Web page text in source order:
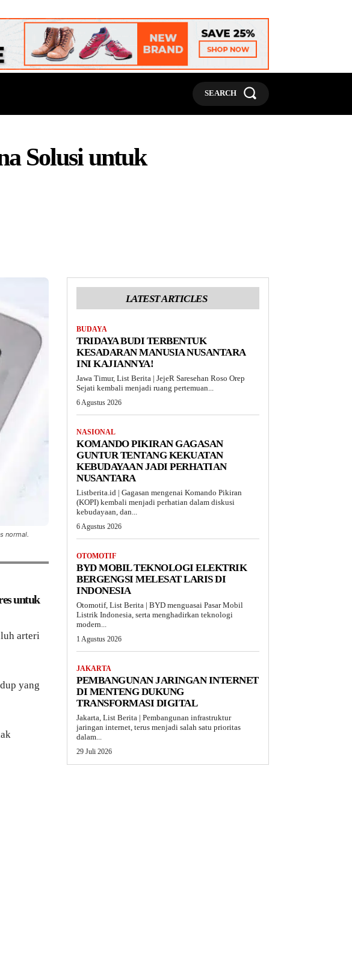
SEARCH
Solusi untuk
normal.
untuk
arteri
yang
LATEST ARTICLES
BUDAYA
TRIDAYA BUDI TERBENTUK
KESADARAN MANUSIA NUSANTARA
INI KAJIANNYA!
Jawa Timur, List Berita | JejeR Saresehan Roso Orep
Sejati kembali menjadi ruang pertemuan...
6 Agustus 2026
NASIONAL
KOMANDO PIKIRAN GAGASAN
GUNTUR TENTANG KEKUATAN
KEBUDAYAAN JADI PERHATIAN
NUSANTARA
Listberita.id | Gagasan mengenai Komando Pikiran
(KOPI) kembali menjadi perhatian dalam diskusi
kebudayaan, dan...
6 Agustus 2026
OTOMOTIF
BYD MOBIL TEKNOLOGI ELEKTRIK
BERGENGSI MELESAT LARIS DI
INDONESIA
Otomotif, List Berita | BYD menguasai Pasar Mobil
Listrik Indonesia, serta menghadirkan teknologi
modern...
1 Agustus 2026
JAKARTA
PEMBANGUNAN JARINGAN INTERNET
DI MENTENG DUKUNG
TRANSFORMASI DIGITAL
Jakarta, List Berita | Pembangunan infrastruktur
jaringan internet, terus menjadi salah satu prioritas
dalam...
29 Juli 2026